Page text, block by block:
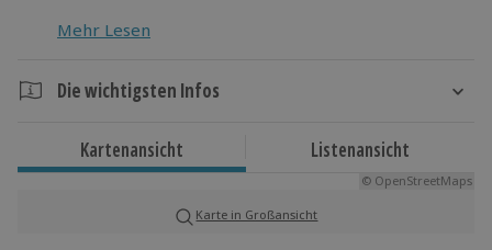
Lassen Sie sich von der Eislandschaft verzaubern
Klettervergnügen des Winters!
Mehr Lesen
Die wichtigsten Infos
Planen Sie rund 1 Tag ein.
Verfügbarkeit / Termine
Kartenansicht Listenansicht
© OpenStreetMaps
Karte in Großansicht